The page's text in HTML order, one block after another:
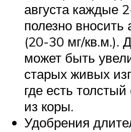
августа каждые
полезно
(20-30 мг/кв.м.).
может быть
старых живых
где есть
из коры.
Удобрения